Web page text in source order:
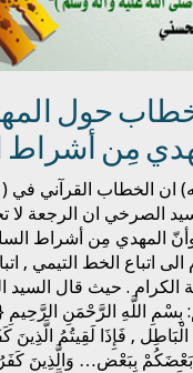
حول
مِن أشراط
ان الخطاب القرآني
الصرخي ان الرجعة
المهدي مِن أشراط
اتباع الخط التيمي ,
الكرام . حيث قال
بِسْمِ اللَّهِ الرَّحْمَنِ الرَّحِيمِ
, فَإِذَا لَقِيتُمُ
بَعْضَكُمْ بِبَعْض… وَالَّذِينَ